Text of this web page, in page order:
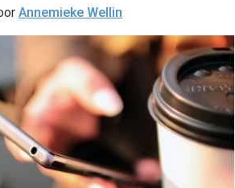
Annemieke Wellin